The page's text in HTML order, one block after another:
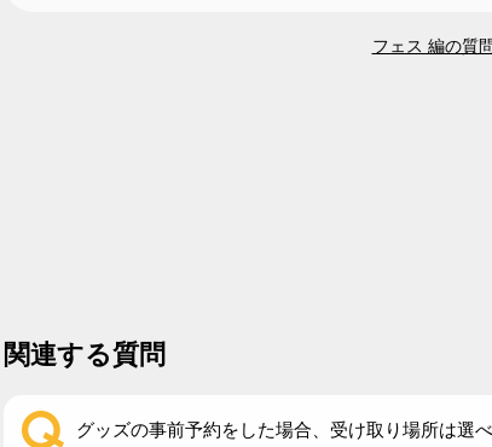
フェス 編の質
関連する質問
グッズの事前予約をした場合、受け取り場所は選